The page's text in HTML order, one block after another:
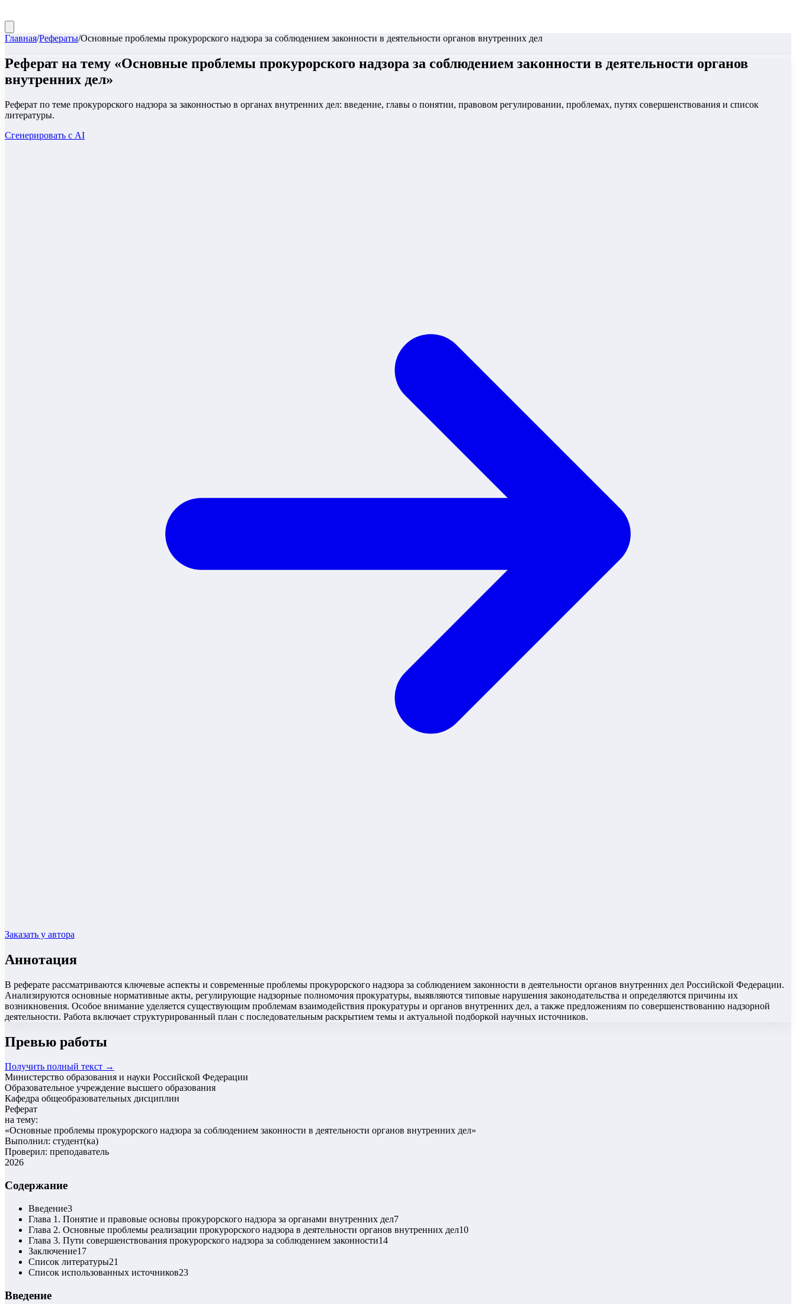
Главная/Рефераты/Основные проблемы прокурорского надзора за соблюдением законности в деятельности органов внутренних дел
Реферат на тему «Основные проблемы прокурорского надзора за соблюдением законности в деятельности органов
внутренних дел»
Реферат по теме прокурорского надзора за законностью в органах внутренних дел: введение, главы о понятии, правовом регулировании, проблемах, путях совершенствования и список
литературы.
Сгенерировать с AI
Заказать у автора
Аннотация
В реферате рассматриваются ключевые аспекты и современные проблемы прокурорского надзора за соблюдением законности в деятельности органов внутренних дел Российской Федерации.
Анализируются основные нормативные акты, регулирующие надзорные полномочия прокуратуры, выявляются типовые нарушения законодательства и определяются причины их
возникновения. Особое внимание уделяется существующим проблемам взаимодействия прокуратуры и органов внутренних дел, а также предложениям по совершенствованию надзорной
деятельности. Работа включает структурированный план с последовательным раскрытием темы и актуальной подборкой научных источников.
Превью работы
Получить полный текст →
Министерство образования и науки Российской Федерации
Образовательное учреждение высшего образования
Кафедра общеобразовательных дисциплин
Реферат
на тему:
«Основные проблемы прокурорского надзора за соблюдением законности в деятельности органов внутренних дел»
Выполнил: студент(ка)
Проверил: преподаватель
2026
Содержание
Введение3
Глава 1. Понятие и правовые основы прокурорского надзора за органами внутренних дел7
Глава 2. Основные проблемы реализации прокурорского надзора в деятельности органов внутренних дел10
Глава 3. Пути совершенствования прокурорского надзора за соблюдением законности14
Заключение17
Список литературы21
Список использованных источников23
Введение